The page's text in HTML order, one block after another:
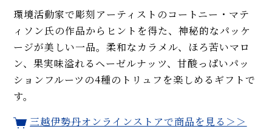
環境活動家で彫刻アーティストのコートニー・マテ
ィソン氏の作品からヒントを得た、神秘的なパッケ
ージが美しい一品。柔和なカラメル、ほろ苦いマロ
ン、果実味溢れるヘーゼルナッツ、甘酸っぱいパッ
ションフルーツの4種のトリュフを楽しめるギフトで
す。
三越伊勢丹オンラインストアで商品を見る＞＞